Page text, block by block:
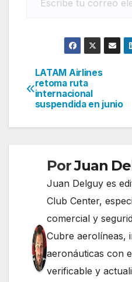
Navegación
de
entradas
LATAM Airlines
retoma ruta
internacional
suspendida en junio
PorJuan
Juan Delguy es
Club Center,
comercial y
Cubre aerolíneas,
aeronáuticas con
verificable y